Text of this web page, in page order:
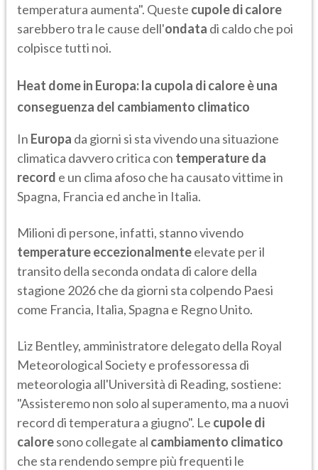
temperatura aumenta". Queste cupole di calore
sarebbero tra le cause dell'ondata di caldo che poi
colpisce tutti noi.
Heat dome in Europa: la cupola di calore è una
conseguenza del cambiamento climatico
In Europa da giorni si sta vivendo una situazione
climatica davvero critica con temperature da
record e un clima afoso che ha causato vittime in
Spagna, Francia ed anche in Italia.
Milioni di persone, infatti, stanno vivendo
temperature eccezionalmenteelevate per il
transito della seconda ondata di calore della
stagione 2026 che da giorni sta colpendo Paesi
come Francia, Italia, Spagna e Regno Unito.
Liz Bentley, amministratore delegato della Royal
Meteorological Society e professoressa di
meteorologia all'Università di Reading, sostiene:
"Assisteremo non solo al superamento, ma a nuovi
record di temperatura a giugno". Le cupole di
caloresono collegate al cambiamento climatico
che sta rendendo sempre più frequenti le